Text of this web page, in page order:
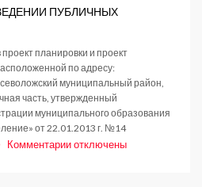
17.05.2018
ПУБЛИЧНЫХ
планировки и проект
по адресу:
муниципальный район,
часть, утвержденный
муниципального образования
от 22.01.2013 г. №14
Комментариикотключены